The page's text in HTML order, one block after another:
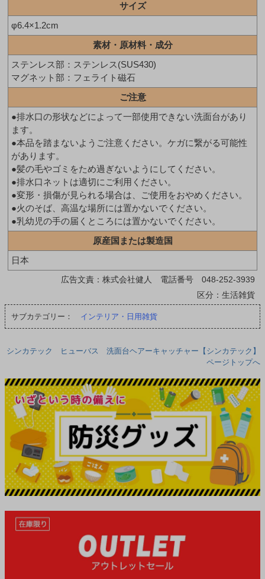
サイズ
φ6.4×1.2cm
素材・原材料・成分
ステンレス部：ステンレス(SUS430)
マグネット部：フェライト磁石
ご注意
●排水口の形状などによって一部使用できない洗面台があり
ます。
●本品を踏まないようご注意ください。ケガに繋がる可能性
があります。
●髪の毛やゴミをため過ぎないようにしてください。
●排水口ネットは適切にご利用ください。
●変形・損傷が見られる場合は、ご使用をおやめください。
●火のそば、高温な場所には置かないでください。
●乳幼児の手の届くところには置かないでください。
原産国または製造国
日本
広告文責：株式会社健人 電話番号 048-252-3939
区分：生活雑貨
サブカテゴリー： インテリア・日用雑貨
シンカテック ヒューバス 洗面台ヘアーキャッチャー【シンカテック】
ページトップへ